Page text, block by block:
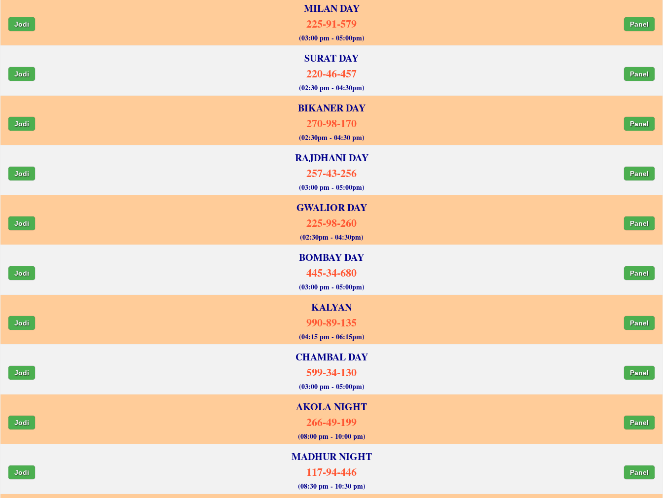
MILAN DAY
Jodi 225-91-579 Panel
(03:00 pm - 05:00pm)
SURAT DAY
Jodi 220-46-457 Panel
(02:30 pm - 04:30pm)
BIKANER DAY
Jodi 270-98-170 Panel
(02:30pm - 04:30 pm)
RAJDHANI DAY
Jodi 257-43-256 Panel
(03:00 pm - 05:00pm)
GWALIOR DAY
Jodi 225-98-260 Panel
(02:30pm - 04:30pm)
BOMBAY DAY
Jodi 445-34-680 Panel
(03:00 pm - 05:00pm)
KALYAN
Jodi 990-89-135 Panel
(04:15 pm - 06:15pm)
CHAMBAL DAY
Jodi 599-34-130 Panel
(03:00 pm - 05:00pm)
AKOLA NIGHT
Jodi 266-49-199 Panel
(08:00 pm - 10:00 pm)
MADHUR NIGHT
Jodi 117-94-446 Panel
(08:30 pm - 10:30 pm)